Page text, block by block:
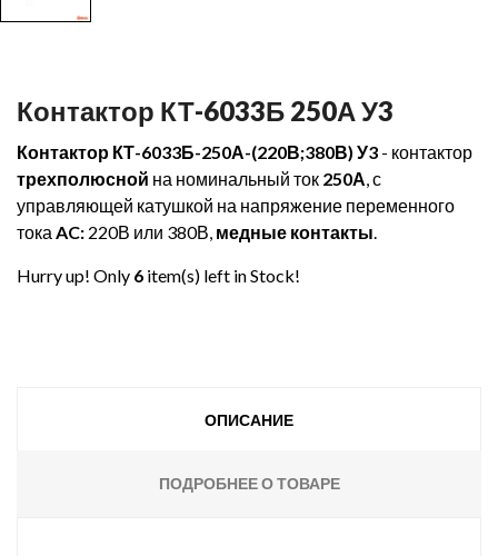
Контактор КТ-6033Б 250А У3
Контактор КТ-6033Б-250А-(220В;380В) У3 - контактор
трехполюсной на номинальный ток 250А , с
управляющей катушкой на напряжение переменного
тока AC: 220В или 380В, медные контакты
Hurry up! Only 6 item(s) left in Stock!
ОПИСАНИЕ
ПОДРОБНЕЕ О ТОВАРЕ